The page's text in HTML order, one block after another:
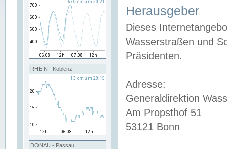
RHEIN - Koblenz
DONAU - Passau
Herausgeber
Dieses
Wasserstraßen und
Präsidenten.
Adresse:
Generaldirektion
Am Propsthof 51
53121 Bonn